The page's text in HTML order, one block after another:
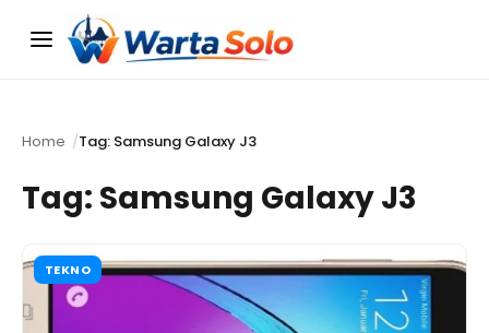
Menu
Home Tag: Samsung Galaxy J3
Tag: Samsung Galaxy J3
TEKNO